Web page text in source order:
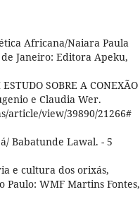
Africana/Naiara Paula
Janeiro: Editora Apeku,
SOBRE A CONEXÃO
e Claudia Wer.
article/view/39890/21266#
Babatunde Lawal. - 5
e cultura dos orixás,
Paulo: WMF Martins Fontes,